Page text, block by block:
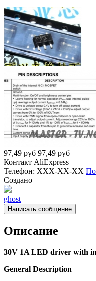
97,49 руб 97,49 руб
Контакт AliExpress
Телефон: XXX-XX-XX
Создано
ghost
Написать сообщение
Описание
30V 1A LED driver with
General Description